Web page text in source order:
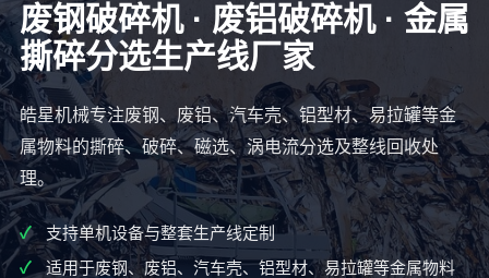
废钢破碎机 · 废铝破碎机 · 金属
撕碎分选生产线厂家
皓星机械专注废钢、废铝、汽车壳、铝型材、易拉罐等金
属物料的撕碎、破碎、磁选、涡电流分选及整线回收处
理。
支持单机设备与整套生产线定制
适用于废钢、废铝、汽车壳、铝型材、易拉罐等金属物料